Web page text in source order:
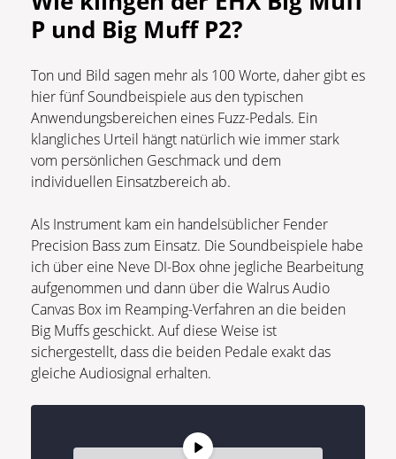
P und Big Muff P2?
Ton und Bild sagen mehr als 100 Worte, daher gibt es
hier fünf Soundbeispiele aus den typischen
Anwendungsbereichen eines Fuzz-Pedals. Ein
klangliches Urteil hängt natürlich wie immer stark
vom persönlichen Geschmack und dem
individuellen Einsatzbereich ab.
Als Instrument kam ein handelsüblicher Fender
Precision Bass zum Einsatz. Die Soundbeispiele habe
ich über eine Neve DI-Box ohne jegliche Bearbeitung
aufgenommen und dann über die Walrus Audio
Canvas Box im Reamping-Verfahren an die beiden
Big Muffs geschickt. Auf diese Weise ist
sichergestellt, dass die beiden Pedale exakt das
gleiche Audiosignal erhalten.